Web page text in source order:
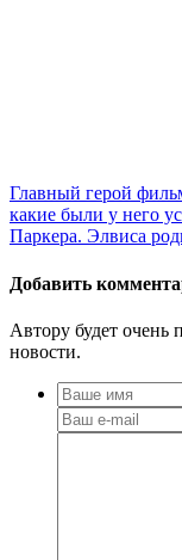
Главный герой
какие были у него
Паркера. Элвиса
Добавить
Автору будет очень
новости.